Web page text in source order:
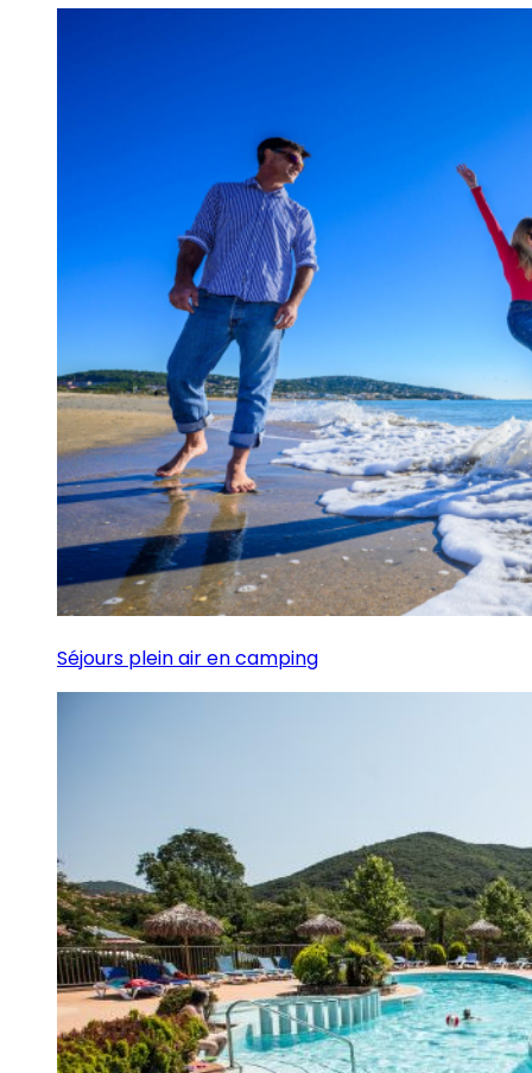
Séjours plein air en camping